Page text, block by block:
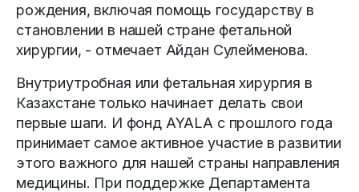
рождения, включая помощь государству в
становлении в нашей стране фетальной
хирургии, - отмечает Айдан Сулейменова.
Внутриутробная или фетальная хирургия в
Казахстане только начинает делать свои
первые шаги. И фонд AYALA с прошлого года
принимает самое активное участие в развитии
этого важного для нашей страны направления
медицины. При поддержке Департамента